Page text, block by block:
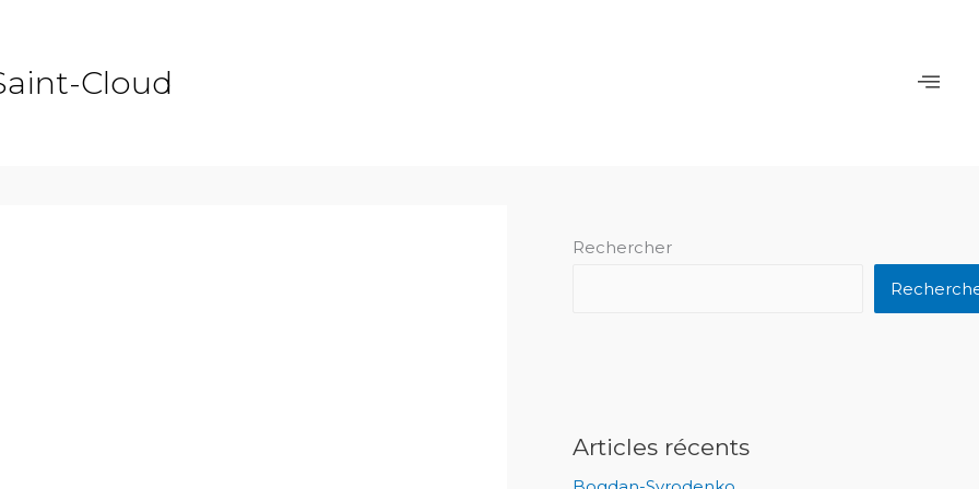
Cloud
Rechercher
Articles récents